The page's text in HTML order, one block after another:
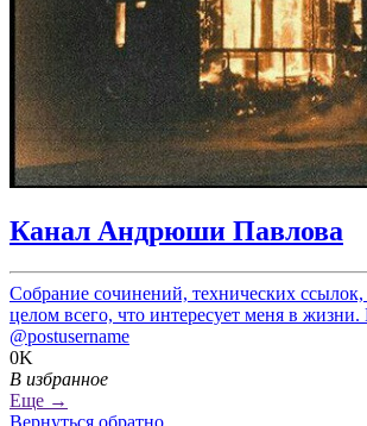
Канал Андрюши Павлова
Собрание сочинений, технических
целом всего, что интересует меня в
@postusername
0K
В избранное
Еще →